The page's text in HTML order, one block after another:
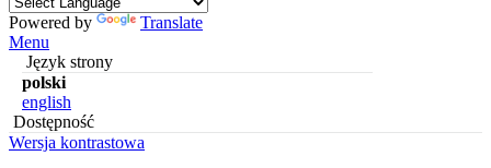
Powered by
Translate
Menu
Język strony
polski
english
Dostępność
Wersja kontrastowa